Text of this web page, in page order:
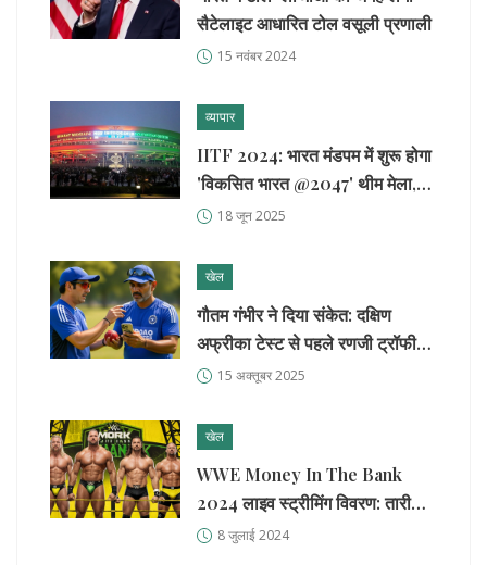
सैटेलाइट आधारित टोल वसूली प्रणाली
15 नवंबर 2024
व्यापार
IITF 2024: भारत मंडपम में शुरू होगा
'विकसित भारत @2047' थीम मेला,
टिकट बुकिंग और कीमतों की पूरी
18 जून 2025
खेल
गौतम गंभीर ने दिया संकेत: दक्षिण
अफ्रीका टेस्ट से पहले रणजी ट्रॉफी
ज़रूरी15 अक्तूबर 2025
खेल
WWE Money In The Bank
2024 लाइव स्ट्रीमिंग विवरण: तारीख,
समय, चैनल और अधिक जानकारी
8 जुलाई 2024